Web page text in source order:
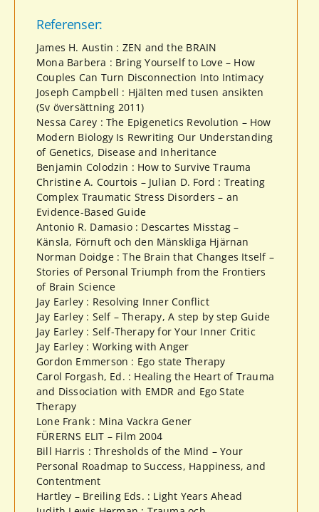
Referenser:
James H. Austin : ZEN and the BRAIN
Mona Barbera : Bring Yourself to Love – How
Couples Can Turn Disconnection Into Intimacy
Joseph Campbell : Hjälten med tusen ansikten
(Sv översättning 2011)
Nessa Carey : The Epigenetics Revolution – How
Modern Biology Is Rewriting Our Understanding
of Genetics, Disease and Inheritance
Benjamin Colodzin : How to Survive Trauma
Christine A. Courtois – Julian D. Ford : Treating
Complex Traumatic Stress Disorders – an
Evidence-Based Guide
Antonio R. Damasio : Descartes Misstag –
Känsla, Förnuft och den Mänskliga Hjärnan
Norman Doidge : The Brain that Changes Itself –
Stories of Personal Triumph from the Frontiers
of Brain Science
Jay Earley : Resolving Inner Conflict
Jay Earley : Self – Therapy, A step by step Guide
Jay Earley : Self-Therapy for Your Inner Critic
Jay Earley : Working with Anger
Gordon Emmerson : Ego state Therapy
Carol Forgash, Ed. : Healing the Heart of Trauma
and Dissociation with EMDR and Ego State
Therapy
Lone Frank : Mina Vackra Gener
FÜRERNS ELIT – Film 2004
Bill Harris : Thresholds of the Mind – Your
Personal Roadmap to Success, Happiness, and
Contentment
Hartley – Breiling Eds. : Light Years Ahead